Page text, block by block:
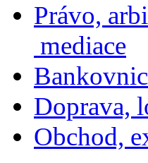
Právo,
mediace
Doprava,
Obchod,